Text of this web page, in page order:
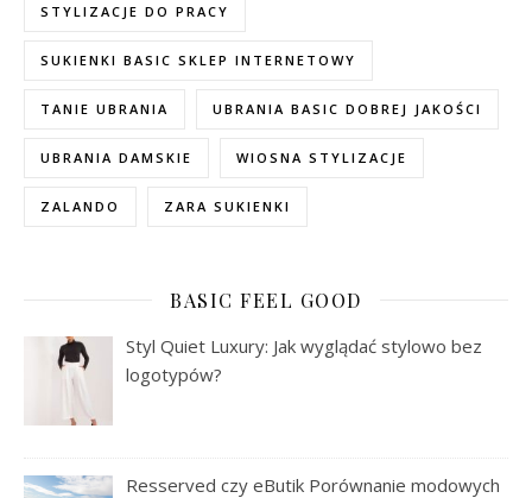
STYLIZACJE DO PRACY
SUKIENKI BASIC SKLEP INTERNETOWY
TANIE UBRANIA UBRANIA BASIC DOBREJ JAKOŚCI
UBRANIA DAMSKIE WIOSNA STYLIZACJE
ZALANDO ZARA SUKIENKI
BASIC FEEL GOOD
Styl Quiet Luxury: Jak wyglądać stylowo bez
logotypów?
Resserved czy eButik Porównanie modowych